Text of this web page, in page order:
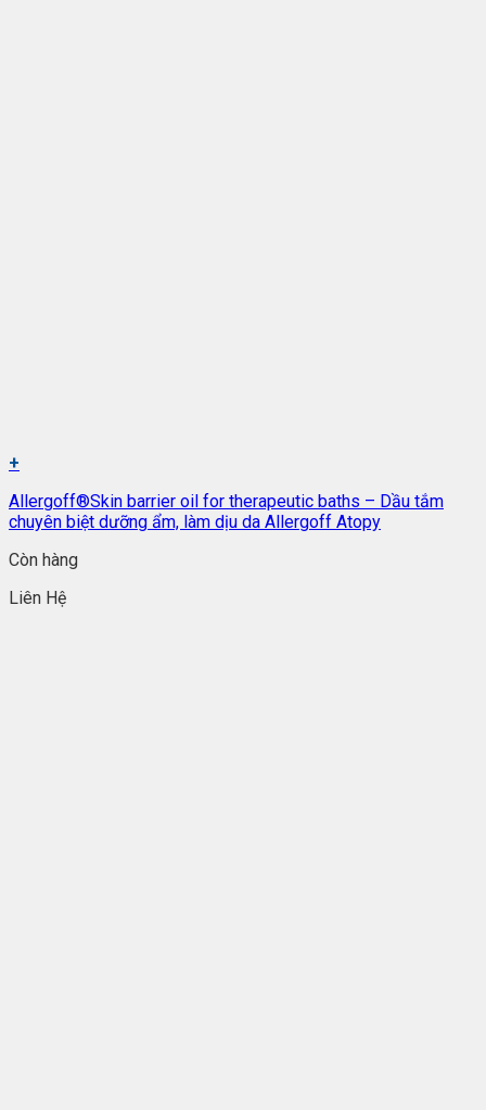
+
Allergoff®Skin barrier oil for therapeutic baths – Dầu tắm
chuyên biệt dưỡng ẩm, làm dịu da Allergoff Atopy
Còn hàng
Liên Hệ